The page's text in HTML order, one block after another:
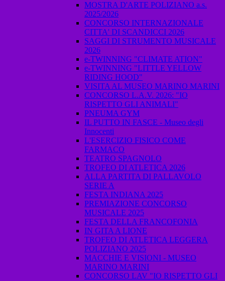
MOSTRA D'ARTE POLIZIANO a.s.
2025/2026
CONCORSO INTERNAZIONALE
CITTA' DI SCANDICCI 2026
SAGGI DI STRUMENTO MUSICALE
2026
e-TWINNING "CLIMATE ATION"
e-TWINNING "LITTLE YELLOW
RIDING HOOD"
VISITA AL MUSEO MARINO MARINI
CONCORSO L.A.V. 2026: "IO
RISPETTO GLI ANIMALI"
PNEUMA GYM
IL PUTTO IN FASCE - Museo degli
Innocenti
L'ESERCIZIO FISICO COME
FARMACO
TEATRO SPAGNOLO
TROFEO DI ATLETICA 2026
ALLA PARTITA DI PALLAVOLO
SERIE A
FESTA INDIANA 2025
PREMIAZIONE CONCORSO
MUSICALE 2025
FESTA DELLA FRANCOFONIA
IN GITA A LIONE
TROFEO DI ATLETICA LEGGERA
POLIZIANO 2025
MACCHIE E VISIONI - MUSEO
MARINO MARINI
CONCORSO LAV "IO RISPETTO GLI